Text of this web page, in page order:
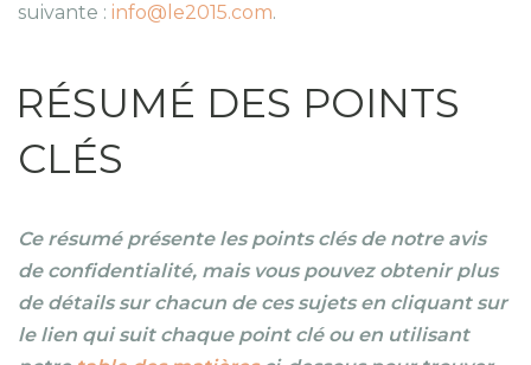
suivante : info@le2015.com.
RÉSUMÉ DES POINTS
CLÉS
Ce résumé présente les points clés de notre avis
de confidentialité, mais vous pouvez obtenir plus
de détails sur chacun de ces sujets en cliquant sur
le lien qui suit chaque point clé ou en utilisant